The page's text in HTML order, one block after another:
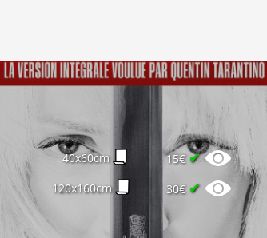
40x60cm 15€✔
120x160cm 30€ ✔